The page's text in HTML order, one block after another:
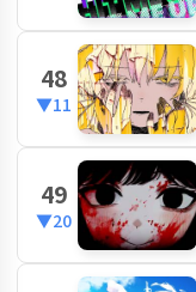
48
▼11
49
▼20